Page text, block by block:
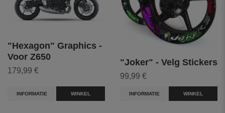
"Hexagon" Graphics -
Voor Z650
179,99 €
INFORMATIE WINKEL
"Joker" - Velg Stickers
99,99 €
INFORMATIE WINKEL